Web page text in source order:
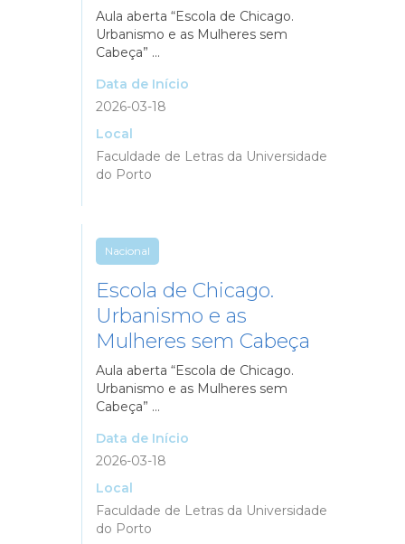
Aula aberta “Escola de Chicago.
Urbanismo e as Mulheres sem
Cabeça” ...
Data de Início
2026-03-18
Local
Faculdade de Letras da Universidade
do Porto
Nacional
Escola de Chicago.
Urbanismo e as
Mulheres sem Cabeça
Aula aberta “Escola de Chicago.
Urbanismo e as Mulheres sem
Cabeça” ...
Data de Início
2026-03-18
Local
Faculdade de Letras da Universidade
do Porto